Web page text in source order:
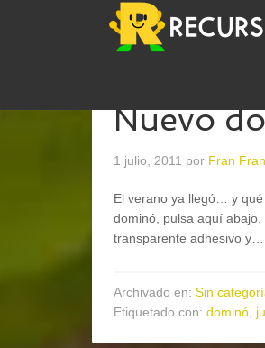
Nuevo
1 julio, 2011 por Fran
El verano ya llegó… y
dominó, pulsa aquí
transparente adhesivo
Archivado en: Sin
Etiquetado con: dominó